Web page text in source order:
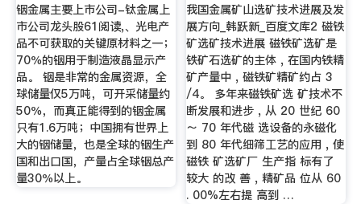
铟金属主要上市公司-钛金属上
市公司龙头股61阅读,、光电产
品不可获取的关键原材料之一；
70％的铟用于制造液晶显示产
品。 铟是非常的金属资源，全
球储量仅5万吨，可开采储量约
50％，而真正能得到的铟金属
只有1.6万吨；中国拥有世界上
大的铟储量，也是全球的铟生产
国和出口国，产量占全球铟总产
量30％以上。
我国金属矿山选矿技术进展及发
展方向_韩跃新_百度文库2 磁铁
矿选矿技术进展 磁铁矿选矿是
铁矿石选矿的主体 , 在国内铁精
矿产量中 , 磁铁矿精矿约占 3
/4。 多年来磁铁矿选 矿技术不
断发展和进步 , 从 20 世纪 60
～ 70 年代磁 选设备的永磁化
到 80 年代细筛工艺的应用 , 使
磁铁 矿选矿厂 生产指 标有了
较大 的改 善 , 精矿品 位从 60
. 00%左右提 高到 …